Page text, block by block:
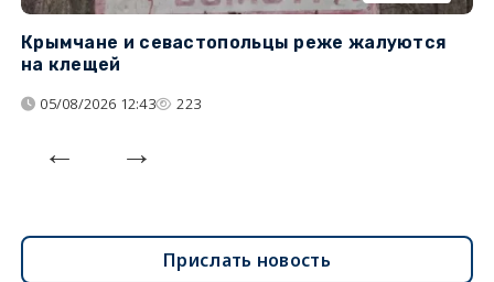
Крымчане и севастопольцы реже жалуются
на клещей
05/08/2026 12:43 223
Прислать новость